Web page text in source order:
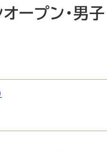
ープン・男子